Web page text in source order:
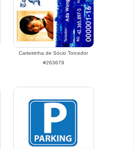
Carteirinha de Sócio Torcedor
#263679